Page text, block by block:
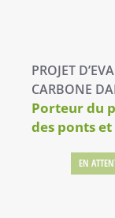
PROJET
CARBONE
Porteur du
des ponts et
EN